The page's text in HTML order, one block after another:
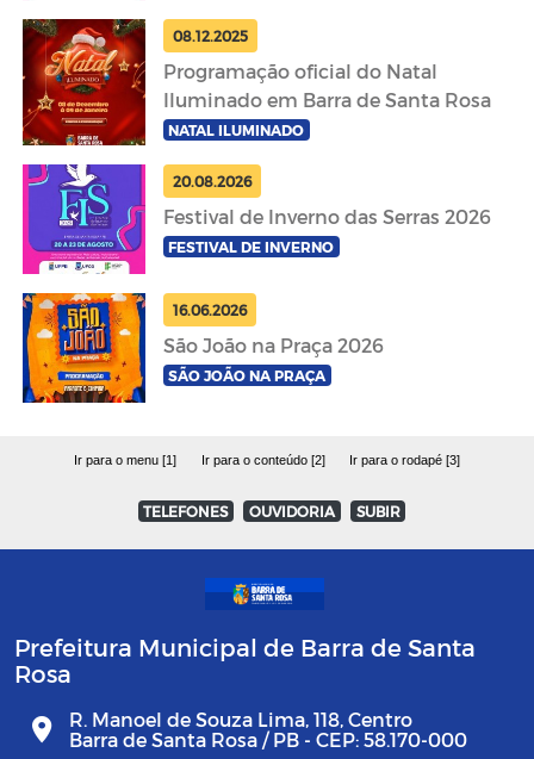
08.12.2025
Programação oficial do Natal
Iluminado em Barra de Santa Rosa
NATAL ILUMINADO
20.08.2026
Festival de Inverno das Serras 2026
FESTIVAL DE INVERNO
16.06.2026
São João na Praça 2026
SÃO JOÃO NA PRAÇA
Ir para o menu [1] Ir para o conteúdo [2] Ir para o rodapé [3]
TELEFONES OUVIDORIA SUBIR
Prefeitura Municipal de Barra de Santa
Rosa
R. Manoel de Souza Lima, 118, Centro
Barra de Santa Rosa / PB - CEP: 58.170-000